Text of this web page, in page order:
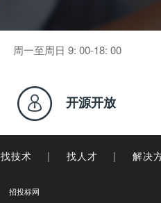
周一至周日 9: 00-18: 00
开源开放
找技术 | 找人才 |
解决
招投标网